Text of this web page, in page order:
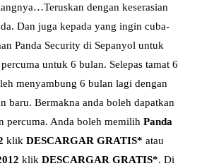
dengan keserasian
Dan juga kepada yang ingin cuba-
Panda Security di Sepanyol untuk
untuk 6 bulan. Selepas tamat 6
menyambung 6 bulan lagi dengan
baru. Bermakna anda boleh dapatkan
percuma. Anda boleh memilih Panda
klik DESCARGAR GRATIS* atau
klik DESCARGAR GRATIS*. Di